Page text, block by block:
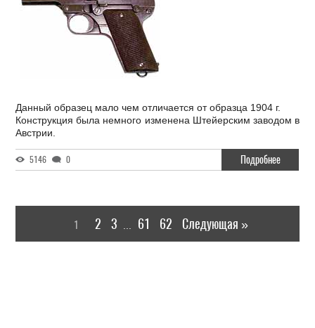
Данный образец мало чем отличается от образца 1904 г.
Конструкция была немного изменена Штейерским заводом в
Австрии.
5146 0 Подробнее
1 2 3 61 62 Следующая »